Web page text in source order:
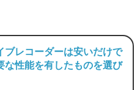
ブレコーダーは安いだけで
な性能を有したものを選び